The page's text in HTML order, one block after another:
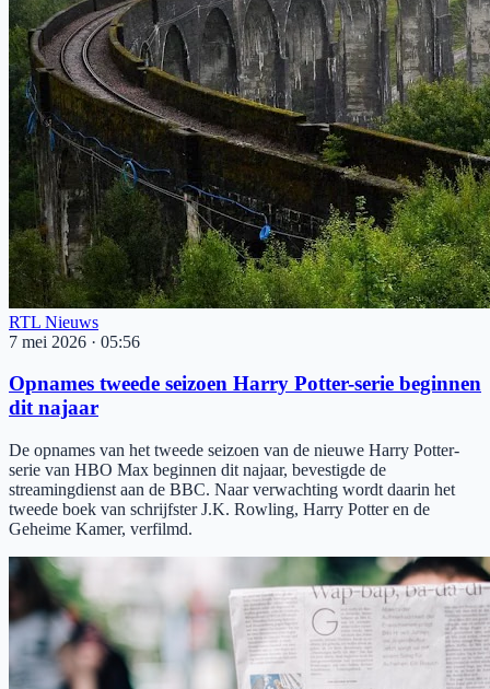
RTL Nieuws
7 mei 2026 · 05:56
Opnames tweede seizoen Harry Potter-serie beginnen
dit najaar
De opnames van het tweede seizoen van de nieuwe Harry Potter-
serie van HBO Max beginnen dit najaar, bevestigde de
streamingdienst aan de BBC. Naar verwachting wordt daarin het
tweede boek van schrijfster J.K. Rowling, Harry Potter en de
Geheime Kamer, verfilmd.